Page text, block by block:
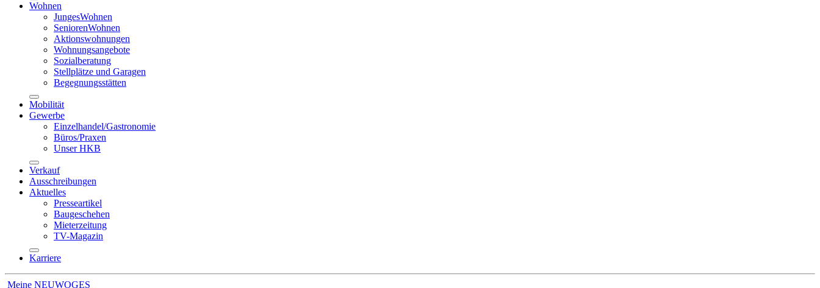
Wohnen
JungesWohnen
SeniorenWohnen
Aktionswohnungen
Wohnungsangebote
Sozialberatung
Stellplätze und Garagen
Begegnungsstätten
Mobilität
Gewerbe
Einzelhandel/Gastronomie
Büros/Praxen
Unser HKB
Verkauf
Ausschreibungen
Aktuelles
Presseartikel
Baugeschehen
Mieterzeitung
TV-Magazin
Karriere
Meine NEUWOGES